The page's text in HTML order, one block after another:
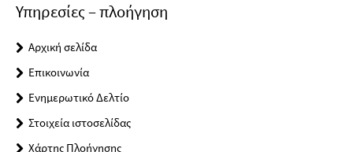
Υπηρεσίες – πλοήγηση
Αρχική σελίδα
Επικοινωνία
Ενημερωτικό Δελτίο
Στοιχεία ιστοσελίδας
Χάρτης Πλοήγησης